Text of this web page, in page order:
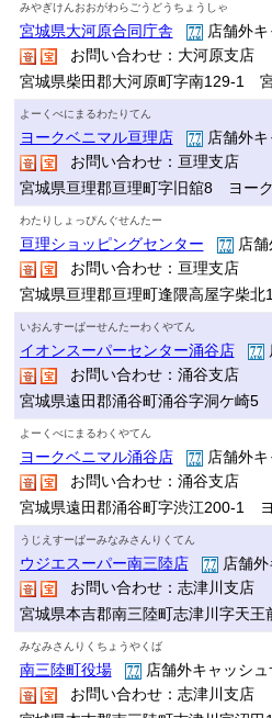
みやぎけんおおがわらごうどうちょうしゃ
宮城県大河原合同庁舎
店舗外
お問い合わせ：大河原支店
宮城県柴田郡大河原町字南129-1
よーくべにまるわたりてん
ヨークベニマル亘理店
店舗外
お問い合わせ：亘理支店
宮城県亘理郡亘理町字旧舘8 ヨー
わたりしょっぴんぐせんたー
亘理ショッピングセンター
店
お問い合わせ：亘理支店
宮城県亘理郡亘理町逢隈高屋字柴
いおんすーぱーせんたーわくやてん
イオンスーパーセンター涌谷店
お問い合わせ：涌谷支店
宮城県遠田郡涌谷町涌谷字洞ケ崎
よーくべにまるわくやてん
ヨークベニマル涌谷店
店舗外
お問い合わせ：涌谷支店
宮城県遠田郡涌谷町字渋江200-1
うじえすーぱーみなみさんりくてん
ウジエスーパー南三陸店
店舗
お問い合わせ：志津川支店
宮城県本吉郡南三陸町志津川字天
みなみさんりくちょうやくば
南三陸町役場
店舗外キャッシ
お問い合わせ：志津川支店